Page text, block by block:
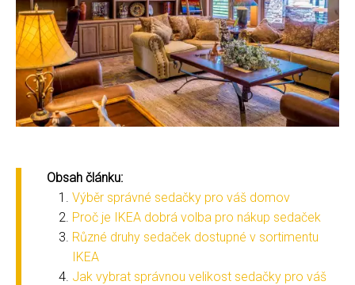
Obsah článku:
Výběr správné sedačky pro váš domov
Proč je IKEA dobrá volba pro nákup sedaček
Různé druhy sedaček dostupné v sortimentu
IKEA
Jak vybrat správnou velikost sedačky pro váš